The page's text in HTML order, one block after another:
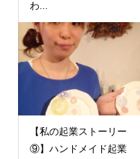
わ...
【私の起業ストーリー
⑨】ハンドメイド起業